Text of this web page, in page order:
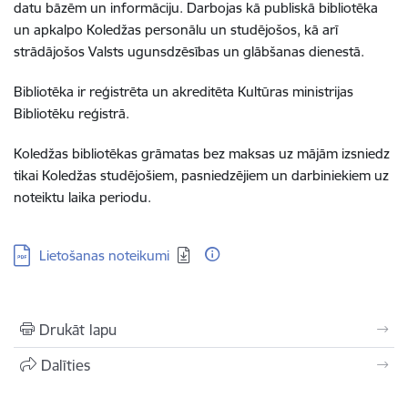
datu bāzēm un informāciju. Darbojas kā publiskā bibliotēka
un apkalpo Koledžas personālu un studējošos, kā arī
strādājošos Valsts ugunsdzēsības un glābšanas dienestā.
Bibliotēka ir reģistrēta un akreditēta Kultūras ministrijas
Bibliotēku reģistrā.
Koledžas bibliotēkas grāmatas bez maksas uz mājām izsniedz
tikai Koledžas studējošiem, pasniedzējiem un darbiniekiem uz
noteiktu laika periodu.
Lejupielādēt:
Lietošanas noteikumi
Drukāt lapu
Dalīties